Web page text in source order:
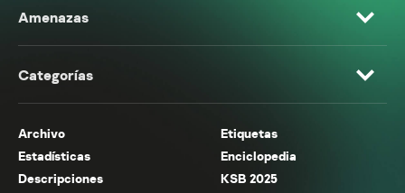
Amenazas
Categorías
Archivo
Etiquetas
Estadísticas
Enciclopedia
Descripciones
KSB 2025